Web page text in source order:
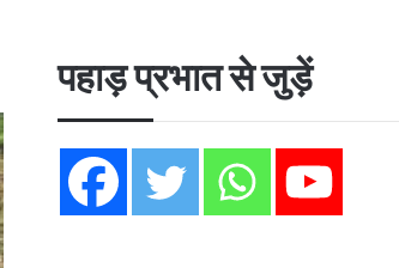
पहाड़ प्रभात से जुड़ें